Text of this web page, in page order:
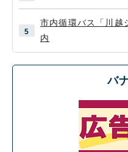
市内循環バス「川越
内
バ